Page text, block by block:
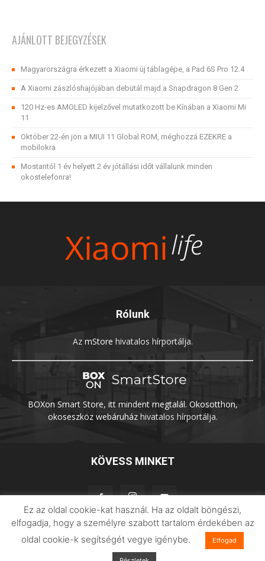
AJÁNLOTT BEJEGYZÉSEK
Magyarországra érkezett a Xiaomi új táblagépe, a Pad 6S Pro 12.4
A Xiaomi zászlóshajójában debütál majd a Snapdragon 8 Gen 2
120 Hz-es AMOLED kijelzővel mutatkozott be Kínában a Xiaomi Mi
11
Október 22-én jön a MIUI 11 Global ROM, méghozzá EZEKRE a
mobilokra
Mostantól 1 év helyett 2 év jótállási időt vállalunk minden
okostelefonra!
Rólunk
Az mStore hivatalos hírportálja.
BOXon Smart Store, itt mindent megtalál. Okosotthon,
okoseszköz webáruházhivatalos hírportálja.
KÖVESS MINKET
Adatvédelem Impresszum Imilab
Ez az oldal cookie-kat használ. Ha az oldalt böngészi,
elfogadja, hogy a személyre szabott tartalom érdekében az
oldal cookie-k segítségét vegye igénybe.
Elfogad